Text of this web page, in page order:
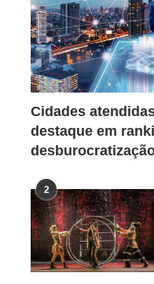
Cidades
destaque em
2